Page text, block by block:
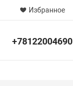
Избранное
+78122004690